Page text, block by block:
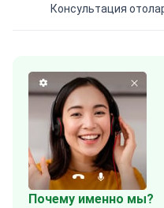
Консультация
Почему именно мы?